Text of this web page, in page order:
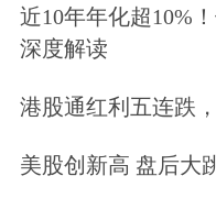
宁德时代拟以
购。本次发行完
公司持股5%以
近10年年化超10%
深度解读
港股通红利五连跌
美股创新高 盘后大